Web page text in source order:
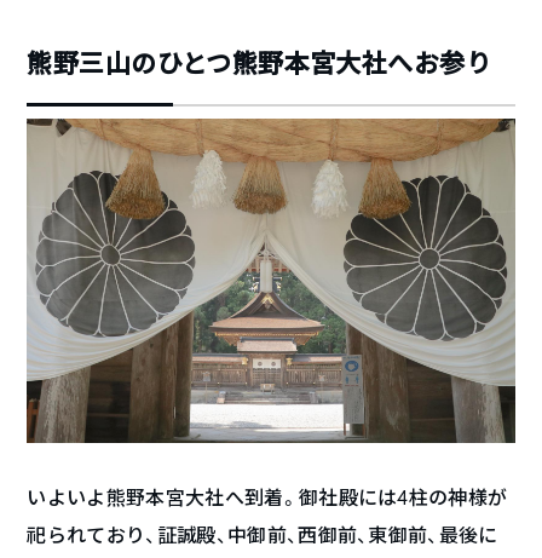
熊野三山のひとつ熊野本宮大社へお参り
いよいよ熊野本宮大社へ到着。御社殿には4柱の神様が
祀られており、証誠殿、中御前、西御前、東御前、最後に